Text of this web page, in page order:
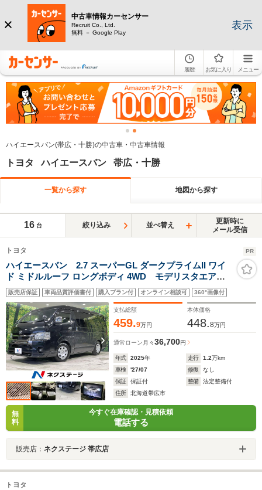
中古車情報カーセンサー
Recruit Co., Ltd.
無料 － Google Play
表示
履歴 お気に入り メニュー
ハイエースバン(帯広・十勝)の中古車・中古車情報
トヨタ ハイエースバン 帯広・十勝
一覧から探す 地図から探す
16 台 絞り込み 並べ替え
更新時に
メール受信
トヨタ PR
ハイエースバン 2.7 スーパーGL ダークプライムII ワイ
ド ミドルルーフ ロングボディ 4WD モデリスタエア
ロ BIG-X11インチナビ 4WD 全周囲カメラ 寒冷地
仕様 100V電源 セーフティセンス 禁煙車 コーナー
センサー スマートキー LEDヘッド ビルトイン
ETC オートハイビーム
販売店保証 車両品質評価書付 購入プラン付 オンライン相談可 360°画像付
支払総額
459.9万円
本体価格
448.8万円
通常ローン 月々36,700円
年式 2025年 走行 1.2万km
車検
'27/07 修復
なし
保証
保証付 整備
法定整備付
住所
北海道帯広市
無
料
今すぐ在庫確認・見積依頼
電話する
販売店： ネクステージ 帯広店
トヨタ